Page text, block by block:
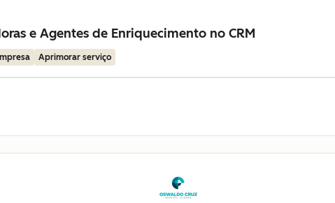
e Agentes de Enriquecimento no CRM
Aprimorar serviço